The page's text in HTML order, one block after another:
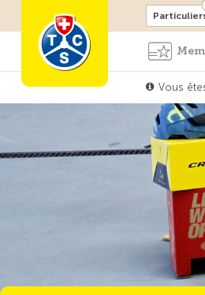
Devenir membre
Vous